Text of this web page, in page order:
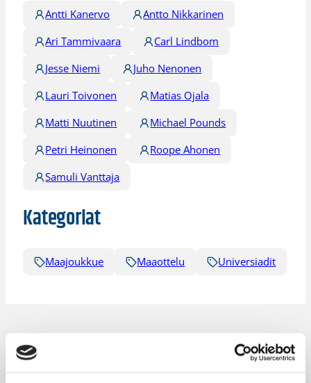
Antti Kanervo
Antto Nikkarinen
Ari Tammivaara
Carl Lindbom
Jesse Niemi
Juho Nenonen
Lauri Toivonen
Matias Ojala
Matti Nuutinen
Michael Pounds
Petri Heinonen
Roope Ahonen
Samuli Vanttaja
Kategoriat
Maajoukkue Maaottelu Universiadit
Katso myös